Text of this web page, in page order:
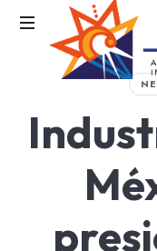
AMIF
Mexicana
de
Industria
Fotovoltaica